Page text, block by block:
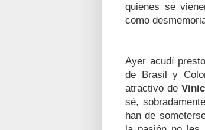
quienes se
como
Ayer acudí
de Brasil y
atractivo de
sé,
han de